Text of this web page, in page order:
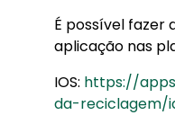
É possível fazer
aplicação nas
IOS: https://
da-reciclagem/